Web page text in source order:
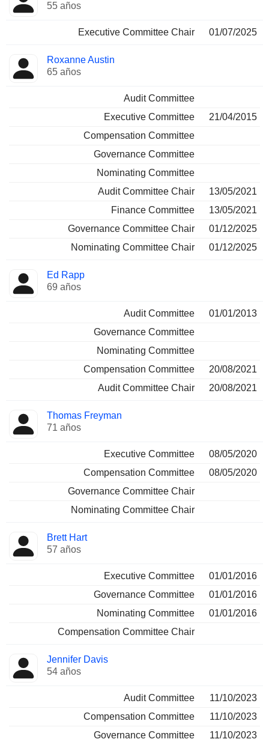
55 años
Executive Committee Chair 01/07/2025
Roxanne Austin
65 años
Audit Committee
Executive Committee
21/04/2015
Compensation Committee
Governance Committee
Nominating Committee
Audit Committee Chair
13/05/2021
Finance Committee
13/05/2021
Governance Committee Chair
01/12/2025
Nominating Committee Chair
01/12/2025
Ed Rapp
69 años
Audit Committee
01/01/2013
Governance Committee
Nominating Committee
Compensation Committee
20/08/2021
Audit Committee Chair
20/08/2021
Thomas Freyman
71 años
Executive Committee
08/05/2020
Compensation Committee
08/05/2020
Governance Committee Chair
Nominating Committee Chair
Brett Hart
57 años
Executive Committee
01/01/2016
Governance Committee
01/01/2016
Nominating Committee
01/01/2016
Compensation Committee Chair
Jennifer Davis
54 años
Audit Committee
11/10/2023
Compensation Committee
11/10/2023
Governance Committee
11/10/2023